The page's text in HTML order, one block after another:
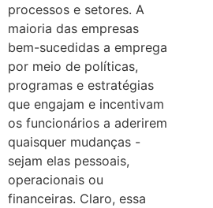
processos e setores. A
maioria das empresas
bem-sucedidas a emprega
por meio de políticas,
programas e estratégias
que engajam e incentivam
os funcionários a aderirem
quaisquer mudanças -
sejam elas pessoais,
operacionais ou
financeiras. Claro, essa